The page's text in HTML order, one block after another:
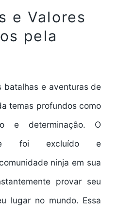
e Valores
pela
batalhas e aventuras de
temas profundos como
e determinação. O
foi excluído e
ninja em sua
provar seu
lugar no mundo. Essa